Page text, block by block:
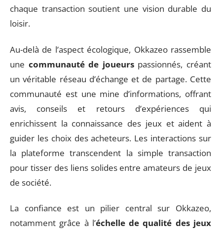
chaque transaction soutient une vision durable du
loisir.
Au-delà de l’aspect écologique, Okkazeo rassemble
une communauté de joueurspassionnés, créant
un véritable réseau d’échange et de partage. Cette
communauté est une mine d’informations, offrant
avis, conseils et retours d’expériences qui
enrichissent la connaissance des jeux et aident à
guider les choix des acheteurs. Les interactions sur
la plateforme transcendent la simple transaction
pour tisser des liens solides entre amateurs de jeux
de société.
La confiance est un pilier central sur Okkazeo,
notamment grâce à l’échelle de qualité des jeux